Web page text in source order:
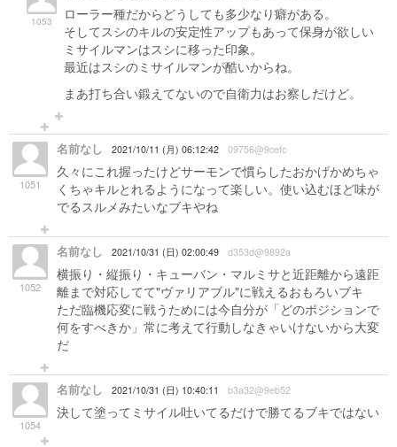
1053
ローラー種だからどうしても多少なり癖がある。
そしてスシのキルの安定性アップもあって保身が欲しい
ミサイルマンはスシに移った印象。
最近はスシのミサイルマンが酷いからね。
まあ打ち合い鍛えてないので自衛力はお察しだけど。
1051
名前なし 2021/10/11 (月) 06:12:42 09756@9cefc
久々にこれ握ったけどサーモンで慣らしたおかげかめちゃ
くちゃキルとれるようになって楽しい。使い込むほど味が
でるスルメみたいなブキやね
1052
名前なし 2021/10/31 (日) 02:00:49 d353d@9892a
横振り・縦振り・キューバン・マルミサと近距離から遠距
離まで対応してて"ヴァリアブル"に戦えるおもろいブキ
ただ臨機応変に戦うためには今自分が「どのポジションで
何をすべきか」常に考えて行動しなきゃいけないから大変
だ
1054
名前なし 2021/10/31 (日) 10:40:11 b3a32@9eb52
決して塗ってミサイル吐いてるだけで勝てるブキではない